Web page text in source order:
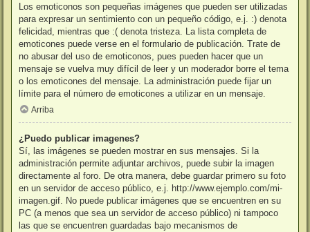
Los emoticonos son pequeñas imágenes que pueden ser utilizadas
para expresar un sentimiento con un pequeño código, e.j. :) denota
felicidad, mientras que :( denota tristeza. La lista completa de
emoticones puede verse en el formulario de publicación. Trate de
no abusar del uso de emoticonos, pues pueden hacer que un
mensaje se vuelva muy difícil de leer y un moderador borre el tema
o los emoticones del mensaje. La administración puede fijar un
límite para el número de emoticones a utilizar en un mensaje.
Arriba
¿Puedo publicar imagenes?
Sí, las imágenes se pueden mostrar en sus mensajes. Si la
administración permite adjuntar archivos, puede subir la imagen
directamente al foro. De otra manera, debe guardar primero su foto
en un servidor de acceso público, e.j. http://www.ejemplo.com/mi-
imagen.gif. No puede publicar imágenes que se encuentren en su
PC (a menos que sea un servidor de acceso público) ni tampoco
las que se encuentren guardadas bajo mecanismos de